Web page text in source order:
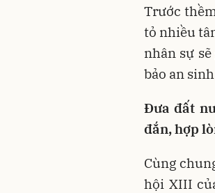
Trước
tỏ nhiều
nhân sự
bảo an
Đưa đất
đắn, hợp
Cùng
hội XIII